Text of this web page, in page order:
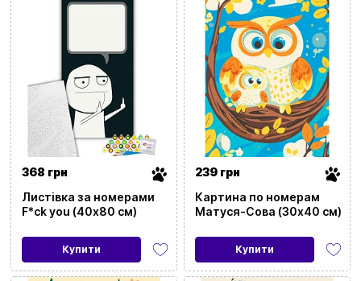
368 грн
Листівка за номерами
F*ck you (40х80 см)
Купити
239 грн
Картина по номерам
Матуся-Сова (30х40 см)
Купити